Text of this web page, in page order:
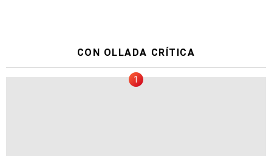
CON OLLADA CRÍTICA